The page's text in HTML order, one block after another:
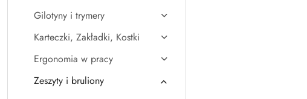
Gilotyny i trymery
Karteczki, Zakładki, Kostki
Ergonomia w pracy
Zeszyty i bruliony